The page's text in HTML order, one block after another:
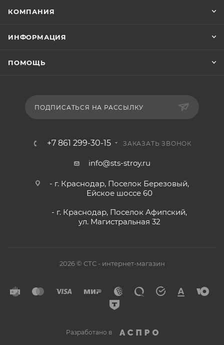
КОМПАНИЯ
ИНФОРМАЦИЯ
ПОМОЩЬ
ПОДПИСАТЬСЯ НА РАССЫЛКУ
+7 861 299-30-15 ЗАКАЗАТЬ ЗВОНОК
info@sts-stroy.ru
- г. Краснодар, Поселок Березовый,
Ейское шоссе 60
- г. Краснодар, Поселок Афипский,
ул. Магистральная 32
2026 © СТС - интернет-магазин
Разработано в